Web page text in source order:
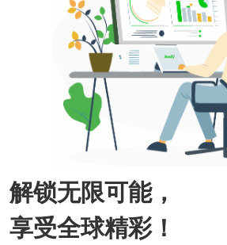
解锁无限可能，
享受全球精彩！